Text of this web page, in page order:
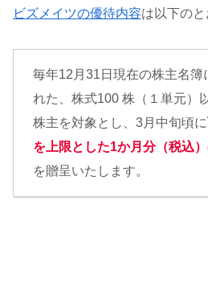
ビズメイツの優待内容は以下のと
毎年12月31日現在の株主名簿
れた、株式100 株（１単元）
株主を対象とし、3月中旬頃に
を上限とした1か月分（税込
を贈呈いたします。